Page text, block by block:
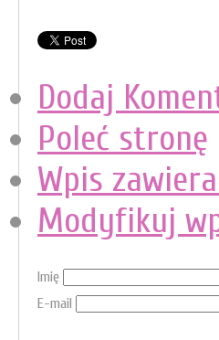
Dodaj
Poleć stronę
Wpis
Modyfikuj
Imię
E-mail